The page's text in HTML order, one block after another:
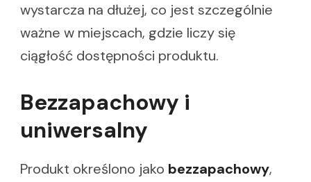
wystarcza na dłużej, co jest szczególnie
ważne w miejscach, gdzie liczy się
ciągłość dostępności produktu.
Bezzapachowy i
uniwersalny
Produkt określono jako bezzapachowy,